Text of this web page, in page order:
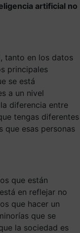
artificial no
tanto en los datos
principales
se está
a un nivel
diferencia entre
tengas diferentes
que esas personas
que están
en reflejar no
que hacer un
que se
la sociedad es